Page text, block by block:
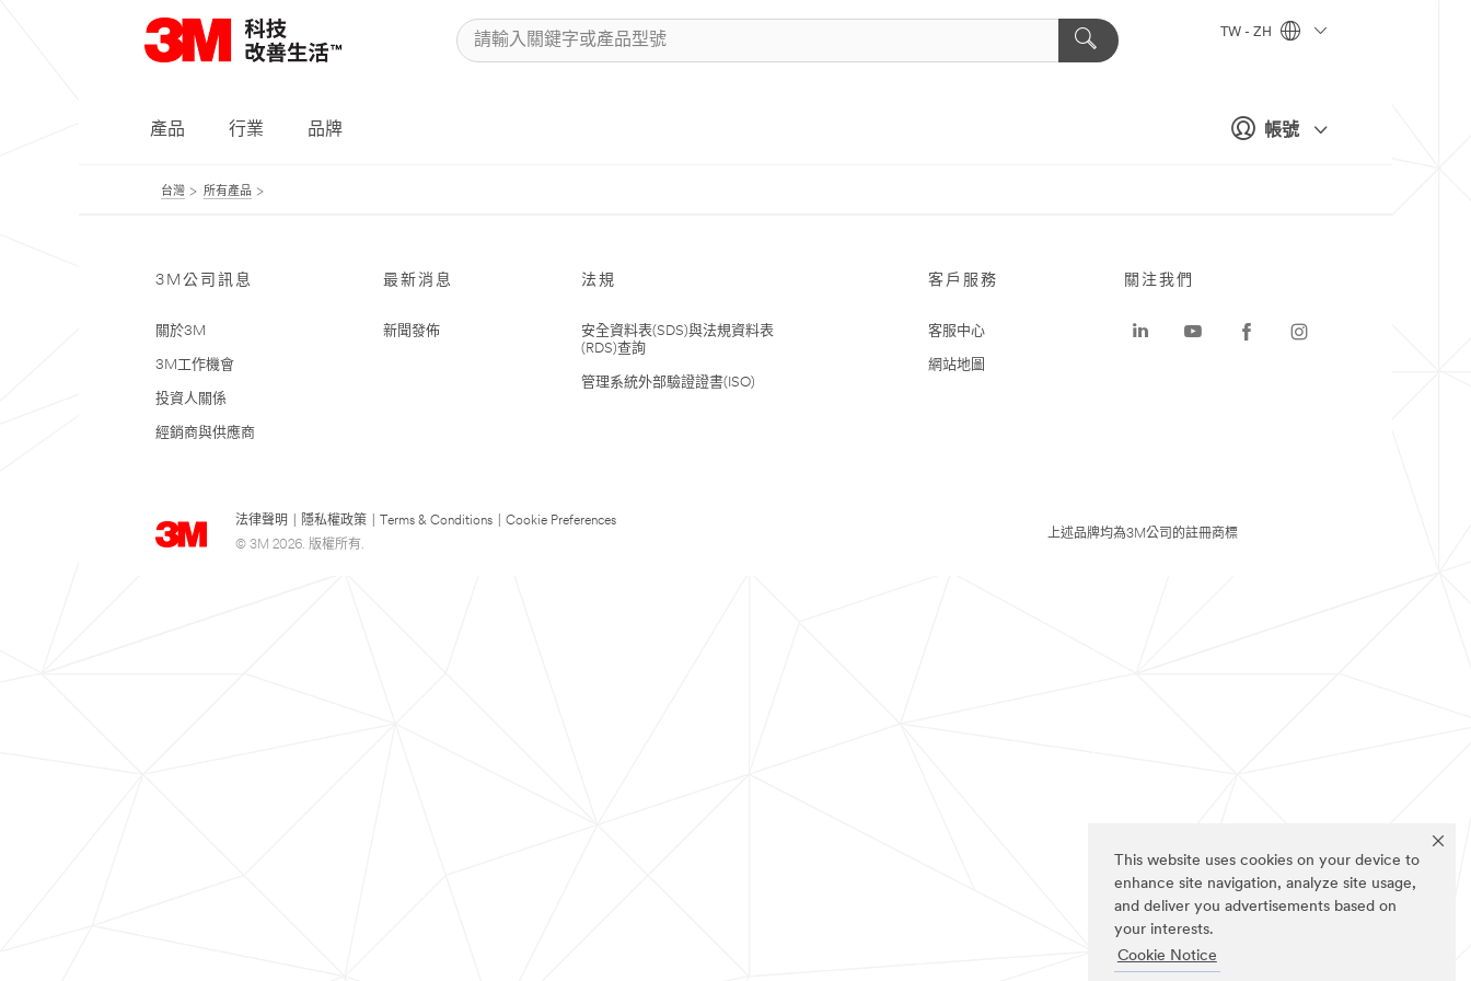
This website uses cookies on your device to
enhance site navigation, analyze site usage,
and deliver you advertisements based on
your interests.
Cookie Notice
帳號
TW - ZH
產品 行業 品牌
台灣 所有產品
3M公司訊息
關於3M
3M工作機會
投資人關係
經銷商與供應商
最新消息
新聞發佈
法規
安全資料表(SDS)與法規資料表
(RDS)查詢
管理系統外部驗證證書(ISO)
客戶服務
客服中心
網站地圖
法律聲明 隱私權政策 Terms & Conditions
Cookie Preferences
© 3M 2026. 版權所有.
關注我們
上述品牌均為3M公司的註冊商標